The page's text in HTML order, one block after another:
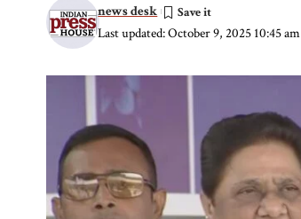
Last updated: October 9, 2025 10:45 am
news desk